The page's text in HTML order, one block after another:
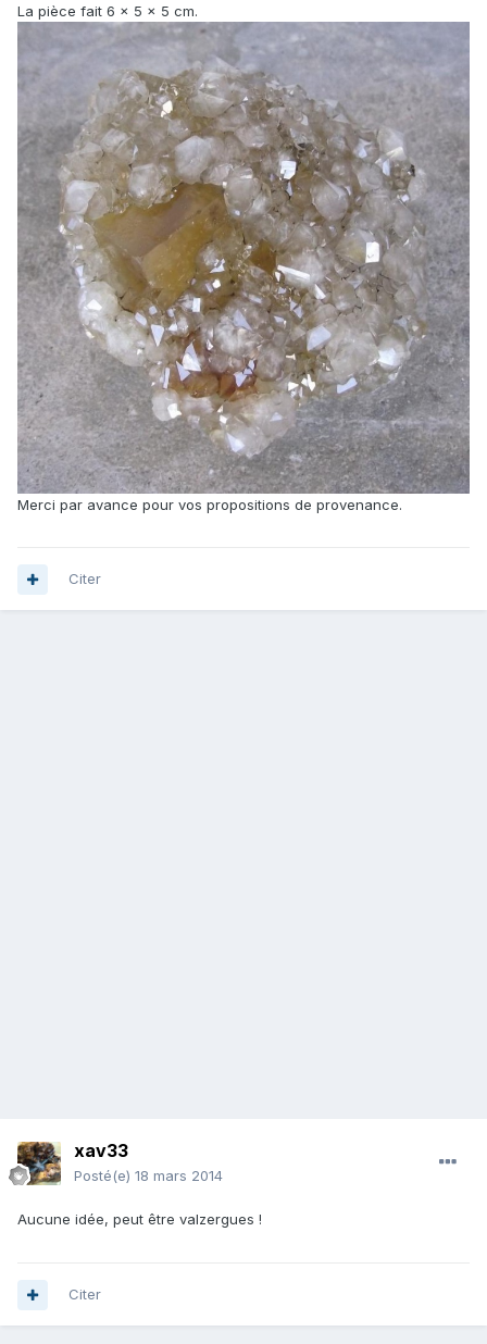
La pièce fait 6 x 5 x 5 cm.
Merci par avance pour vos propositions de provenance.
Citer
xav33
Posté(e) 18 mars 2014
Aucune idée, peut être valzergues !
Citer